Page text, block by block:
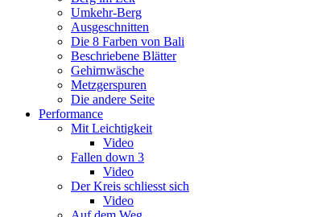
Umkehr-Berg
Ausgeschnitten
Die 8 Farben von Bali
Beschriebene Blätter
Gehirnwäsche
Metzgerspuren
Die andere Seite
Performance
Mit Leichtigkeit
Video
Fallen down 3
Video
Der Kreis schliesst sich
Video